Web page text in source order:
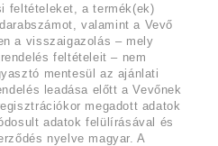
feltételeket, a termék(ek)
valamint a Vevő
a visszaigazolás – mely
feltételeit – nem
mentesül az ajánlati
leadása előtt a Vevőnek
megadott adatok
adatok felülírásával és
nyelve magyar. A